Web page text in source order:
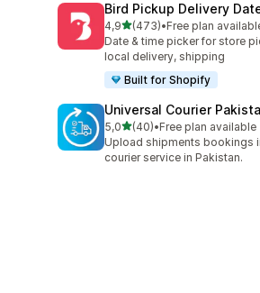
Bird Pickup Delivery
4,95 yıldız üzerinden
(473)
toplam 473 değerlendirme
•Free plan
Date & time picker for store
local delivery, shipping
Built for Shopify
Universal Courier
5,05 yıldız üzerinden
(40)
toplam 40 değerlendirme
•Free plan available
Upload shipments bookings
courier service in Pakistan.